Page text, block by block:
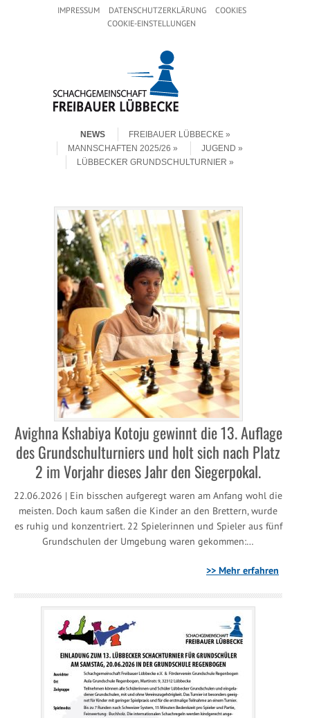
IMPRESSUM DATENSCHUTZERKLÄRUNG
COOKIES
COOKIE-EINSTELLUNGEN
NEWS
FREIBAUER LÜBBECKE
MANNSCHAFTEN 2025/26
JUGEND
LÜBBECKER GRUNDSCHULTURNIER
Avighna Kshabiya Kotoju gewinnt die 13. Auflage
des Grundschulturniers und holt sich nach Platz
2 im Vorjahr dieses Jahr den Siegerpokal.
22.06.2026 | Ein bisschen aufgeregt waren am Anfang wohl die
meisten. Doch kaum saßen die Kinder an den Brettern, wurde
es ruhig und konzentriert. 22 Spielerinnen und Spieler aus fünf
Grundschulen der Umgebung waren gekommen:…
>> Mehr erfahren